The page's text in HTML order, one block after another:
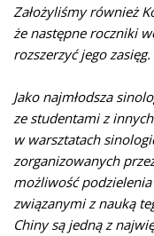
Założyliśmy również
że następne roczniki
rozszerzyć jego zasięg.
Jako najmłodsza
ze studentamiz
w warsztatach
zorganizowanych
możliwość
związanymiz nauką
Chiny są jednąz